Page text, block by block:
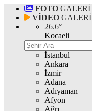
FOTO GALERİ
VİDEO GALERİ
26.6°
Kocaeli
İstanbul
Ankara
İzmir
Adana
Adıyaman
Afyon
Ağrı